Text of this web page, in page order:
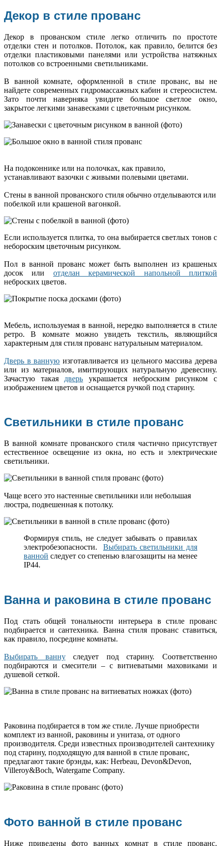
Декор в стиле прованс
Декор в прованском стиле легко отличить по простоте
отделки стен и потолков. Потолок, как правило, белится без
отделки пластиковыми панелями или устройства натяжных
потолков со встроенными светильниками.
В ванной комнате, оформленной в стиле прованс, вы не
найдете современных гидромассажных кабин и стереосистем.
Зато почти наверняка увидите большое светлое окно,
закрытое легкими занавесками с цветочным рисунком.
На подоконнике или на полочках, как правило,
устанавливают вазочки с живыми полевыми цветами.
Стены в ванной прованского стиля обычно отделываются или
побелкой или крашеной вагонкой.
Если используется плитка, то она выбирается светлых тонов с
небороским цветочным рисунком.
Пол в ванной прованс может быть выполнен из крашеных
досок или отделан керамической напольной плиткой
неброских цветов.
Мебель, используемая в ванной, нередко выполняется в стиле
ретро. В комнате можно увидеть текстиль, являющийся
характерным для стиля прованс натуральным материалом.
Дверь в ванную изготавливается из цельного массива дерева
или из материалов, имитирующих натуральную древесину.
Зачастую такая дверь украшается неброским рисунком с
изображением цветов и оснащается ручкой под старину.
Светильники в стиле прованс
В ванной комнате прованского стиля частично присутствует
естественное освещение из окна, но есть и электрические
светильники.
Чаще всего это настенные светильники или небольшая
люстра, подвешенная к потолку.
Формируя стиль, не следует забывать о правилах
электробезопасности. Выбирать светильники для
ванной следует со степенью влагозащиты на менее
IP44.
Ванна и раковина в стиле прованс
Под стать общей тональности интерьера в стиле прованс
подбирается и сантехника. Ванна стиля прованс ставиться,
как правило, посредине комнаты.
Выбирать ваннуследует под старину. Соответственно
подбираются и смесители – с витиеватыми маховиками и
душевой сеткой.
Раковина подбирается в том же стиле. Лучше приобрести
комплект из ванной, раковины и унитаза, от одного
производителя. Среди известных производителей сантехнику
под старину, подходящую для ванной в стиле прованс,
предлагают такие брэнды, как: Herbeau, Devon&Devon,
Villeroy&Boch, Watergame Company.
Фото ванной в стиле прованс
Ниже приведены фото ванных комнат в стиле прованс.